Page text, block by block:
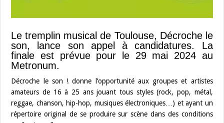
Le tremplin musical de Toulouse, Décroche le
son, lance son appel à candidatures. La
finale est prévue pour le 29 mai 2024 au
Metronum.
Décroche le son ! donne l’opportunité aux groupes et artistes
amateurs de 16 à 25 ans jouant tous styles (rock, pop, métal,
reggae, chanson, hip-hop, musiques électroniques…) et ayant un
répertoire original de se produire sur scène dans des conditions